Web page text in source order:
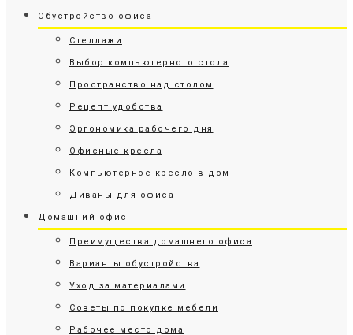
Обустройство офиса
Стеллажи
Выбор компьютерного стола
Пространство над столом
Рецепт удобства
Эргономика рабочего дня
Офисные кресла
Компьютерное кресло в дом
Диваны для офиса
Домашний офис
Преимущества домашнего офиса
Варианты обустройства
Уход за материалами
Советы по покупке мебели
Рабочее место дома